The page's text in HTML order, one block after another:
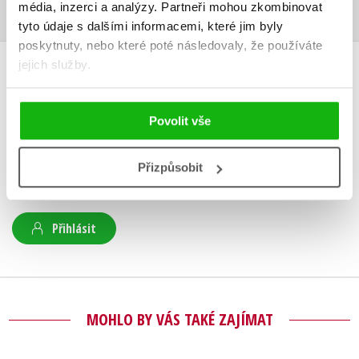
média, inzerci a analýzy. Partneři mohou zkombinovat
tyto údaje s dalšími informacemi, které jim byly
poskytnuty, nebo které poté následovaly, že používáte
jejich služby.
Povolit vše
Přizpůsobit
HODNOCENÍ ČTENÁŘŮ
V současné době nejsou vytvořena žádná uživatelská hodnocení.
Uživatelskou recenzi mohou vkládat pouze registrovaní uživatelé
Přihlásit
MOHLO BY VÁS TAKÉ ZAJÍMAT